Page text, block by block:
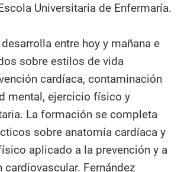
Universitaria de Enfermaría.
entre hoy y mañana e
sobre estilos de vida
cardíaca, contaminación
mental, ejercicio físico y
La formación se completa
sobre anatomía cardíaca y
aplicado a la prevención y a
Fernández